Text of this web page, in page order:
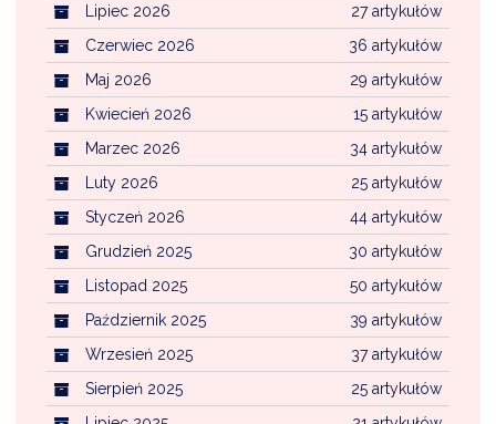
27 artykułów
Lipiec 2026
36 artykułów
Czerwiec 2026
29 artykułów
Maj 2026
15 artykułów
Kwiecień 2026
34 artykułów
Marzec 2026
25 artykułów
Luty 2026
44 artykułów
Styczeń 2026
30 artykułów
Grudzień 2025
50 artykułów
Listopad 2025
39 artykułów
Październik 2025
37 artykułów
Wrzesień 2025
25 artykułów
Sierpień 2025